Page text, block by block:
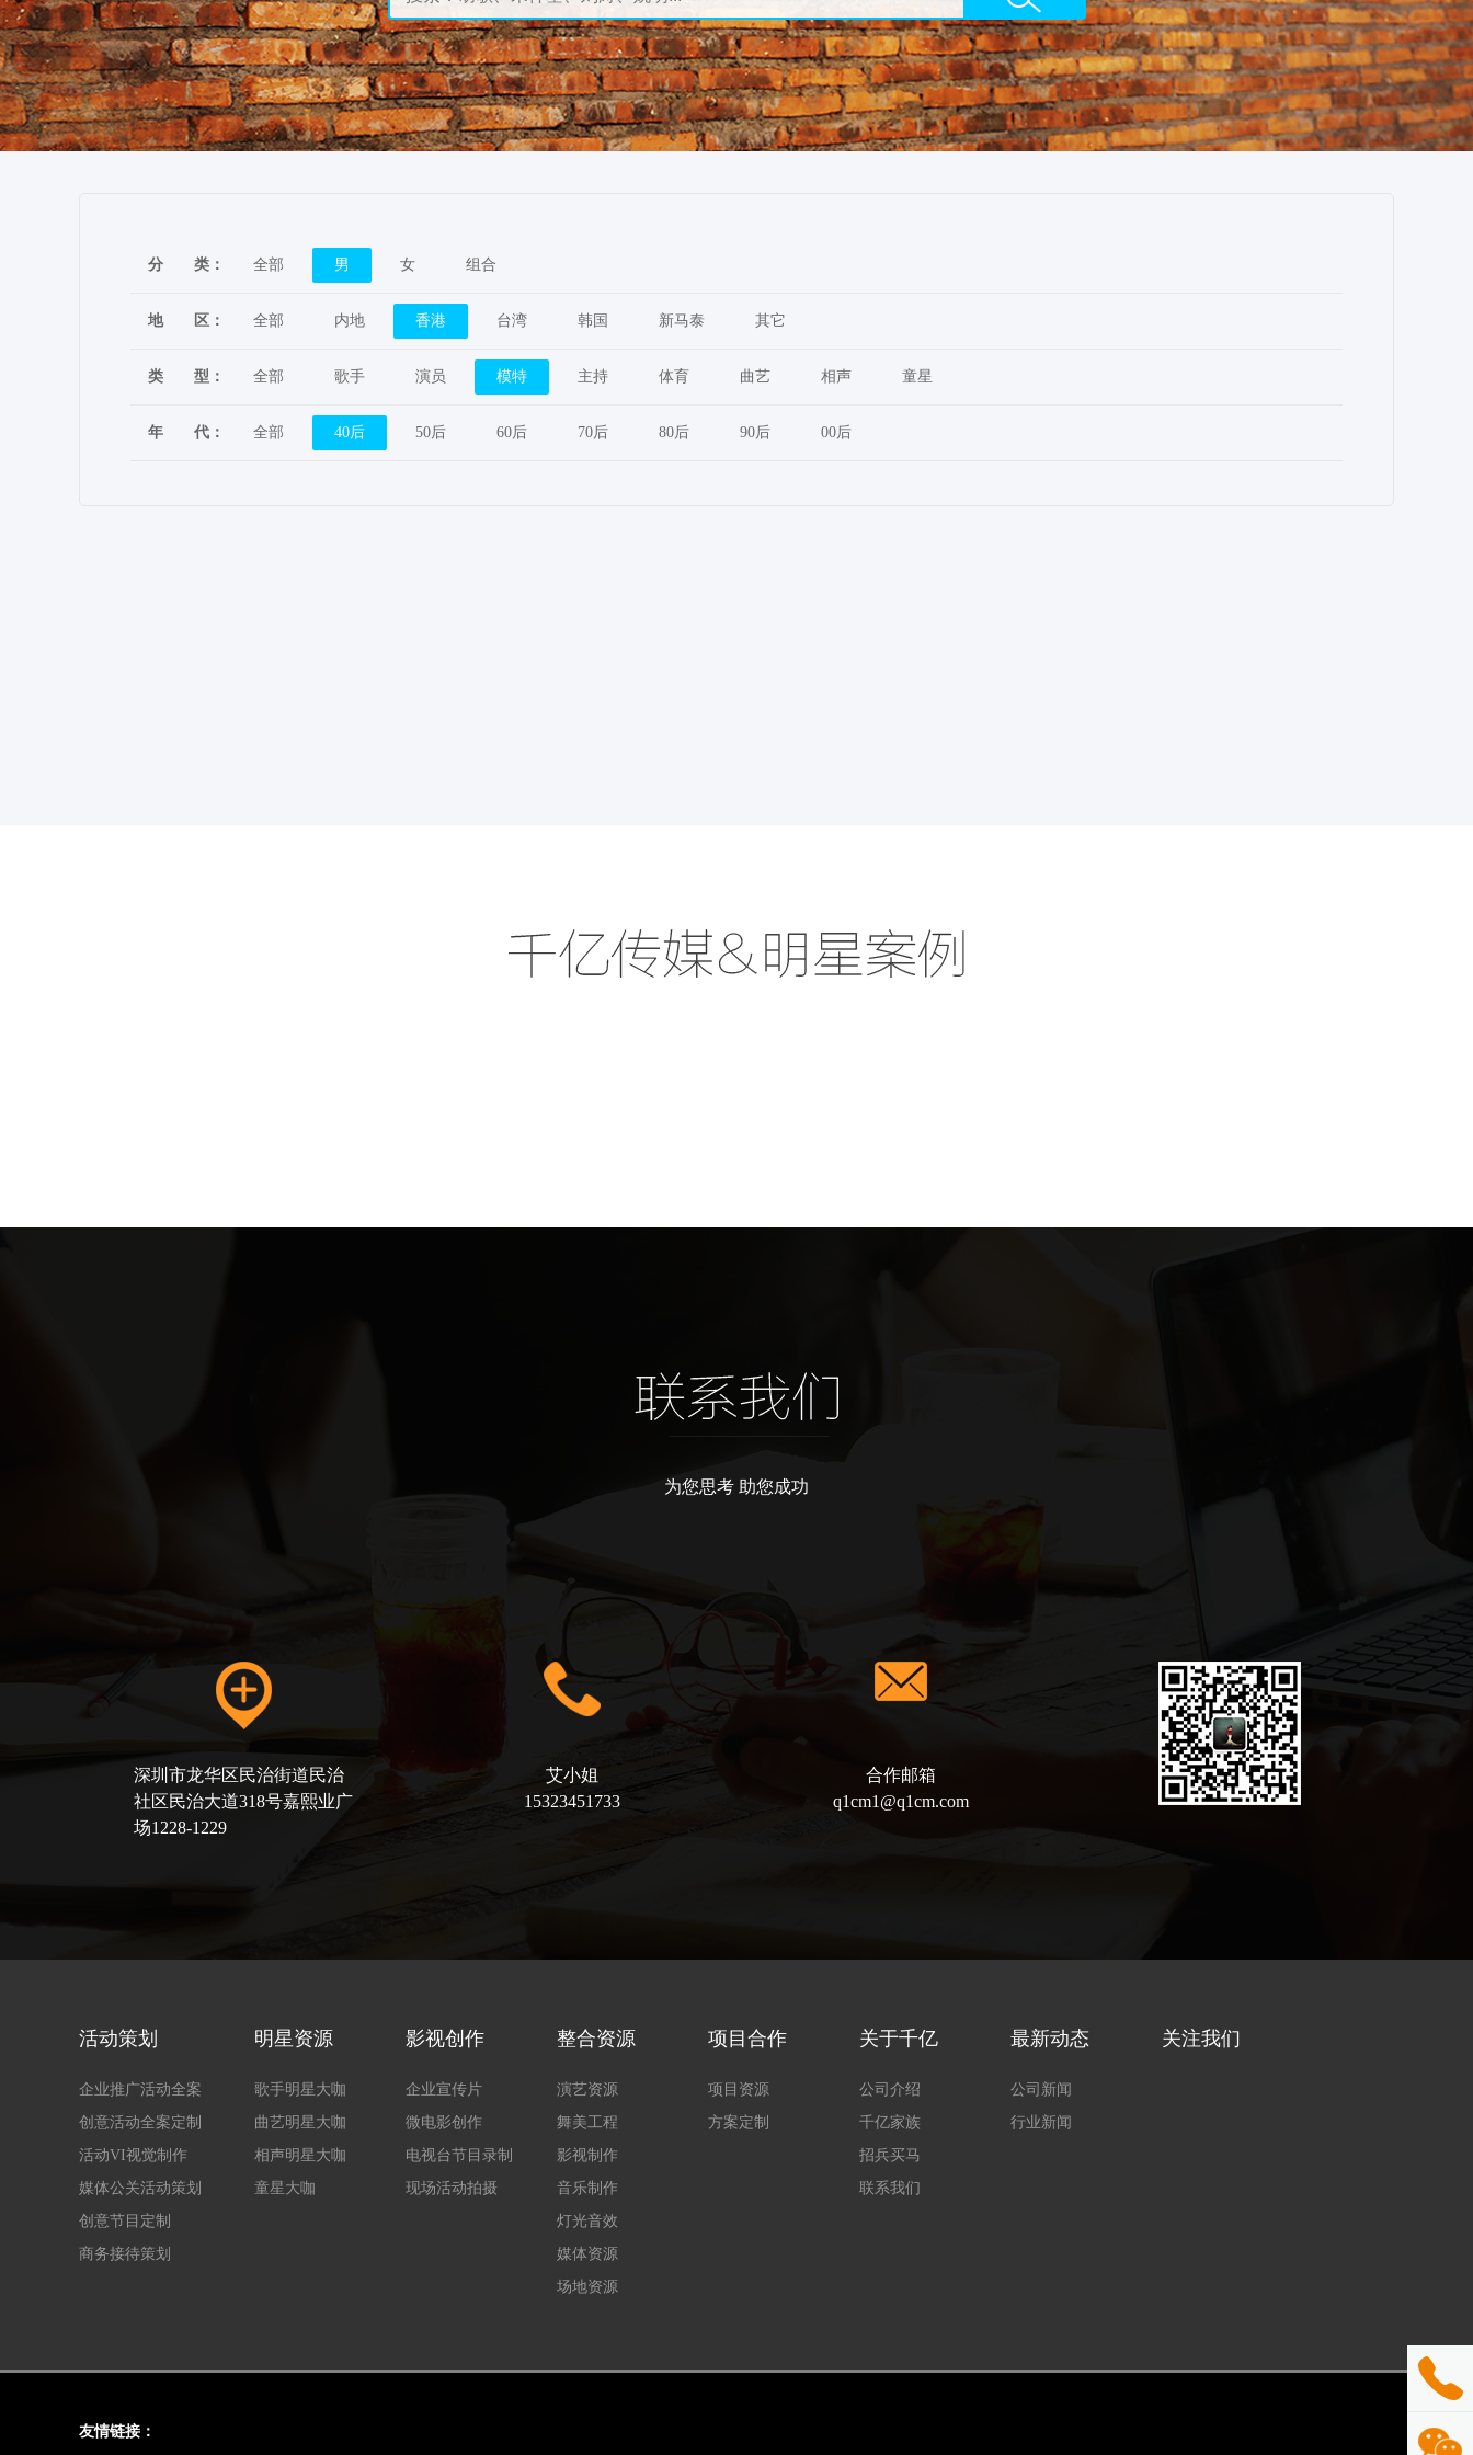
分 类： 全部 男 女 组合
地 区： 全部 内地 香港 台湾 韩国 新马泰 其它
类 型： 全部 歌手 演员 模特 主持 体育 曲艺 相声 童星
年 代： 全部 40后 50后 60后 70后 80后 90后 00后
为您思考 助您成功
深圳市龙华区民治街道民治
社区民治大道318号嘉熙业广
场1228-1229
艾小姐
15323451733
合作邮箱
q1cm1@q1cm.com
活动策划
企业推广活动全案
创意活动全案定制
活动VI视觉制作
媒体公关活动策划
创意节目定制
商务接待策划
明星资源
歌手明星大咖
曲艺明星大咖
相声明星大咖
童星大咖
影视创作
企业宣传片
微电影创作
电视台节目录制
现场活动拍摄
整合资源
演艺资源
舞美工程
影视制作
音乐制作
灯光音效
媒体资源
场地资源
项目合作
项目资源
方案定制
关于千亿
公司介绍
千亿家族
招兵买马
联系我们
最新动态
公司新闻
行业新闻
关注我们
友情链接：